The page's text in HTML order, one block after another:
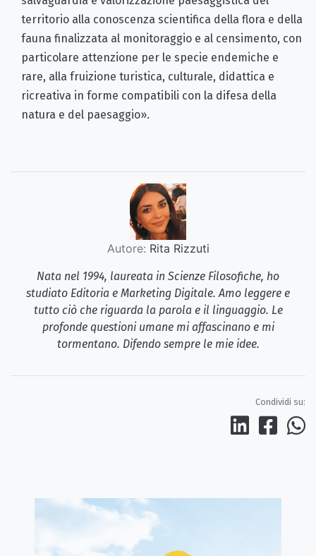
territorio alla conoscenza scientifica della flora e della
fauna finalizzata al monitoraggio e al censimento, con
particolare attenzione per le specie endemiche e
rare, alla fruizione turistica, culturale, didattica e
ricreativa in forme compatibili con la difesa della
natura e del paesaggio».
Autore: Rita Rizzuti
Nata nel 1994, laureata in Scienze Filosofiche, ho
studiato Editoria e Marketing Digitale. Amo leggere e
tutto ciò che riguarda la parola e il linguaggio. Le
profonde questioni umane mi affascinano e mi
tormentano. Difendo sempre le mie idee.
Condividi su: